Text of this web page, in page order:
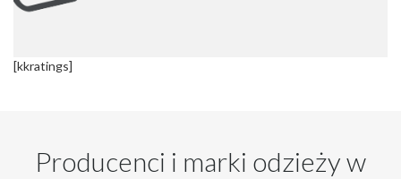
[kkratings]
Producenci i marki odzieży w